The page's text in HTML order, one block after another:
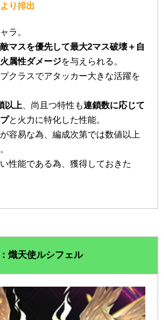
り排出
ラ。
マスを優先して最大2マス破壊＋自
属性ダメージを与えられる。
クラスでアタッカー大きな活躍を
以上 、尚且つ特性も連鎖数に応じて
と火力に特化した性能。
容易な為、編成次第では数値以上
性能である為、獲得しておきた
熾天使ルシフェル